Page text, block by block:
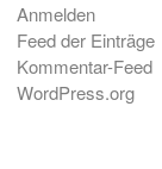
Anmelden
Feed der Einträge
Kommentar-Feed
WordPress.org